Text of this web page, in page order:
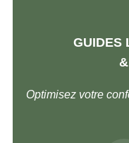
GUIDES
Optimisez votre